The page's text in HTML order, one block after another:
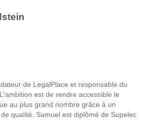
de LegalPlace et responsable du
est de rendre accessible le
au plus grand nombre grâce à un
qualité. Samuel est diplômé de Supelec